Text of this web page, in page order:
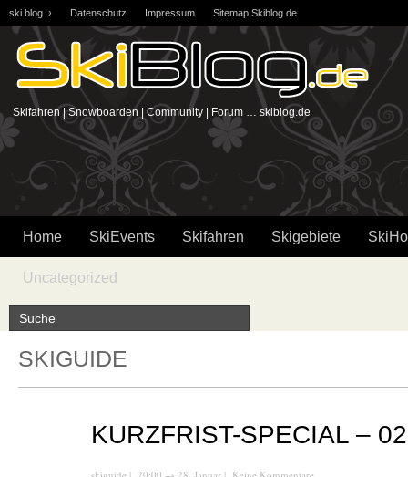
ski blog › Datenschutz Impressum Sitemap Skiblog.de
Skifahren | Snowboarden | Community | Forum … skiblog.de
Home SkiEvents Skifahren Skigebiete
Uncategorized
SKIGUIDE
KURZFRIST-SPECIAL –